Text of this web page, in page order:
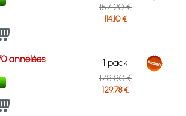
157.20 €
114.10 €
annelées
1 pack
178.80 €
129.78 €